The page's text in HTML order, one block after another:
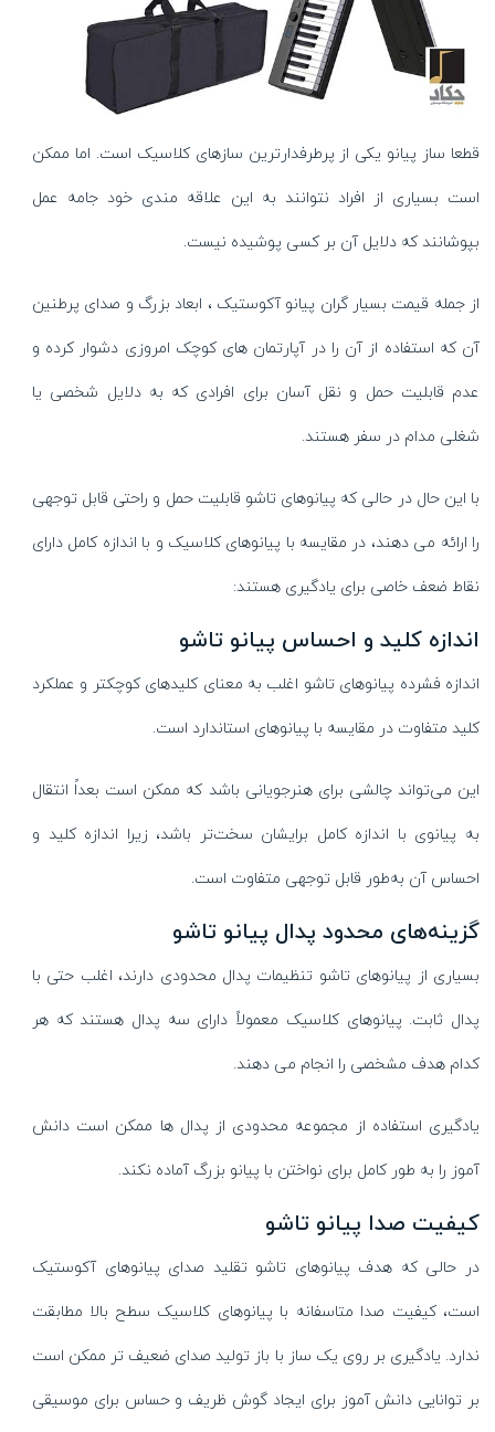
قطعا ساز پیانو یکی از پرطرفدارترین سازهای کلاسیک است. اما ممکن
است بسیاری از افراد نتوانند به این علاقه مندی خود جامه عمل
بپوشانند که دلایل آن بر کسی پوشیده نیست.
از جمله قیمت بسیار گران پیانو آکوستیک ، ابعاد بزرگ و صدای پرطنین
آن که استفاده از آن را در آپارتمان های کوچک امروزی دشوار کرده و
عدم قابلیت حمل و نقل آسان برای افرادی که به دلایل شخصی یا
شغلی مدام در سفر هستند.
با این حال در حالی که پیانوهای تاشو قابلیت حمل و راحتی قابل توجهی
را ارائه می دهند، در مقایسه با پیانوهای کلاسیک و با اندازه کامل دارای
نقاط ضعف خاصی برای یادگیری هستند:
اندازه کلید و احساس پیانو تاشو
اندازه فشرده پیانوهای تاشو اغلب به معنای کلیدهای کوچکتر و عملکرد
کلید متفاوت در مقایسه با پیانوهای استاندارد است.
این می‌تواند چالشی برای هنرجویانی باشد که ممکن است بعداً انتقال
به پیانوی با اندازه کامل برایشان سخت‌تر باشد، زیرا اندازه کلید و
احساس آن به‌طور قابل‌ توجهی متفاوت است.
گزینه‌های محدود پدال پیانو تاشو
بسیاری از پیانوهای تاشو تنظیمات پدال محدودی دارند، اغلب حتی با
پدال ثابت. پیانوهای کلاسیک معمولاً دارای سه پدال هستند که هر
کدام هدف مشخصی را انجام می دهند.
یادگیری استفاده از مجموعه محدودی از پدال ها ممکن است دانش
آموز را به طور کامل برای نواختن با پیانو بزرگ آماده نکند.
کیفیت صدا پیانو تاشو
در حالی که هدف پیانوهای تاشو تقلید صدای پیانوهای آکوستیک
است، کیفیت صدا متاسفانه با پیانوهای کلاسیک سطح بالا مطابقت
ندارد. یادگیری بر روی یک ساز با باز تولید صدای ضعیف تر ممکن است
بر توانایی دانش آموز برای ایجاد گوش ظریف و حساس برای موسیقی